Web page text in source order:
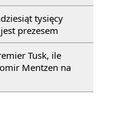
tysięcy
prezesem
Tusk, ile
Mentzen na